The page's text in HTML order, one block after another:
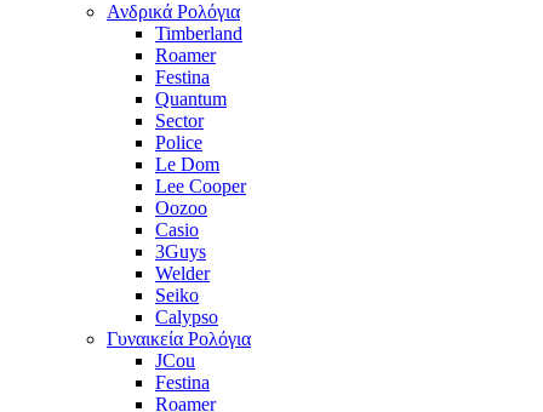
Ανδρικά Ρολόγια
Timberland
Roamer
Festina
Quantum
Sector
Police
Le Dom
Lee Cooper
Oozoo
Casio
3Guys
Welder
Seiko
Calypso
Γυναικεία Ρολόγια
JCou
Festina
Roamer